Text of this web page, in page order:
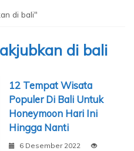
di bali"
di bali
12 Tempat Wisata
Populer Di Bali Untuk
Honeymoon Hari Ini
Hingga Nanti
6 Desember 2022